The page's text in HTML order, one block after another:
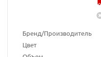
Бренд/Производитель
Цвет